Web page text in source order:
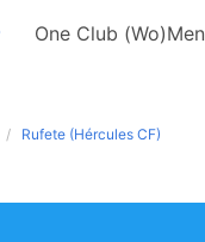
One Club (Wo)Men
Rufete (Hércules CF)